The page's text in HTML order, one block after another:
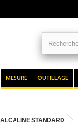
MESURE OUTILLAGE
ALCALINE STANDARD